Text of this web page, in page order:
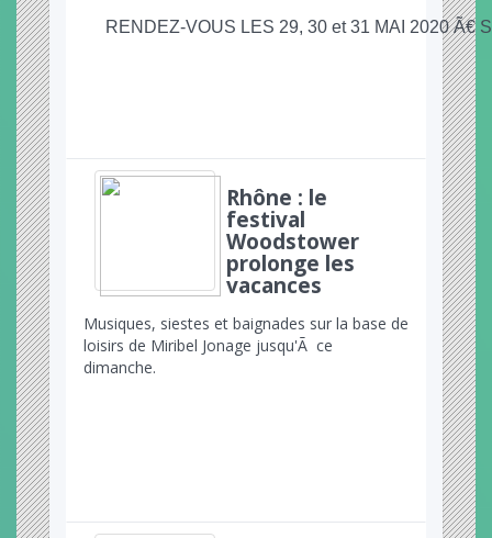
RENDEZ-VOUS LES 29, 30 et 31 MAI 2020 Ã€
Rhône : le
festival
Woodstower
prolonge les
vacances
Musiques, siestes et baignades sur la base de
loisirs de Miribel Jonage jusqu'Ã ce
dimanche.